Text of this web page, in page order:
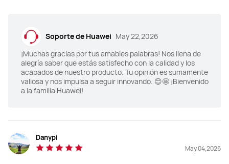
Carrera en pista
×
Cursos de Carrera
√
aire libre, bicicleta/pista al aire
×
Carrera en pista
×
Cursos de Carrera
aire libre, bicicleta/pista al aire
Soporte de Huawei May 22,2026
¡Muchas gracias por tus amables palabras! Nos llena de
alegría saber que estás satisfecho con la calidad y los
acabados de nuestro producto. Tu opinión es sumamente
valiosa y nos impulsa a seguir innovando. 😊🤩 ¡Bienvenido
a la familia Huawei!
Danypi
May 04,2026